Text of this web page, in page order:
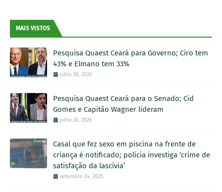
MAIS VISTOS
Pesquisa Quaest Ceará para Governo; Ciro tem
43% e Elmano tem 33%
julho 30, 2026
Pesquisa Quaest Ceará para o Senado; Cid
Gomes e Capitão Wagner lideram
julho 30, 2026
Casal que fez sexo em piscina na frente de
criança é notificado; polícia investiga ‘crime de
satisfação da lascívia’
setembro 24, 2025